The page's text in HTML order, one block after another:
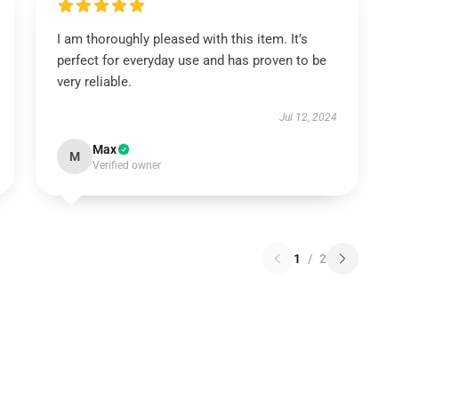
I am thoroughly pleased with this item. It’s
perfect for everyday use and has proven to be
very reliable.
Jul 12, 2024
M Max
Verified owner
1 / 2